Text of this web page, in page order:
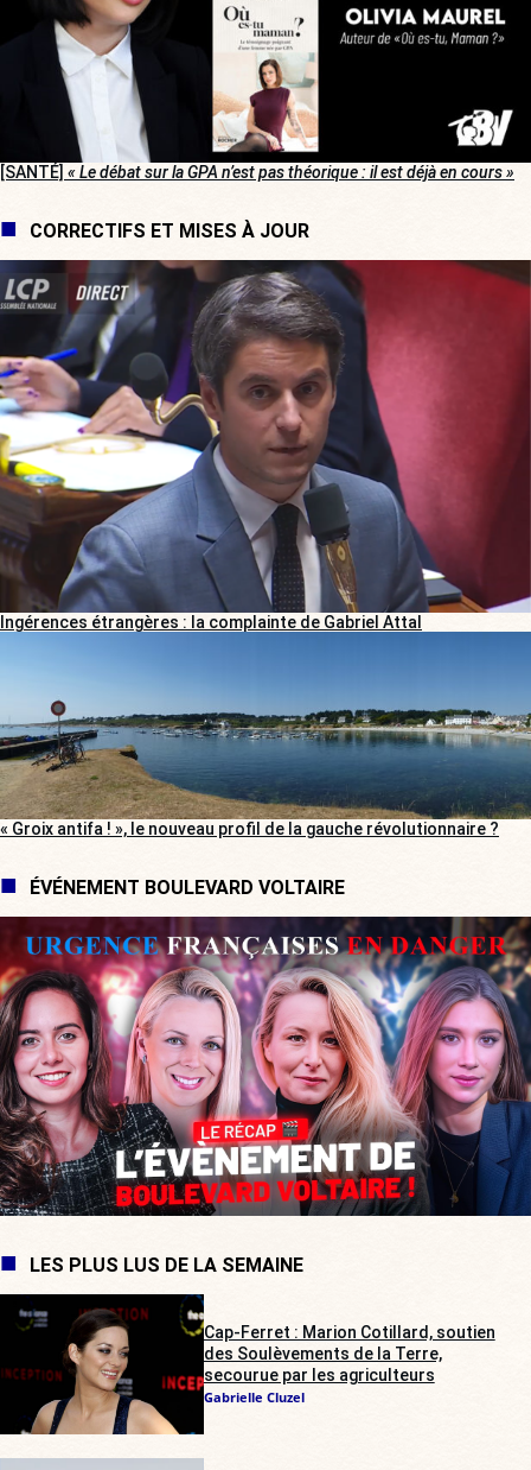
[SANTÉ] « Le débat sur la GPA n’est pas théorique : il est déjà en cours »
CORRECTIFS ET MISES À JOUR
Ingérences étrangères : la complainte de Gabriel Attal
« Groix antifa ! », le nouveau profil de la gauche révolutionnaire ?
ÉVÉNEMENT BOULEVARD VOLTAIRE
LES PLUS LUS DE LA SEMAINE
Cap-Ferret : Marion Cotillard, soutien
des Soulèvements de la Terre,
secourue par les agriculteurs
Gabrielle Cluzel